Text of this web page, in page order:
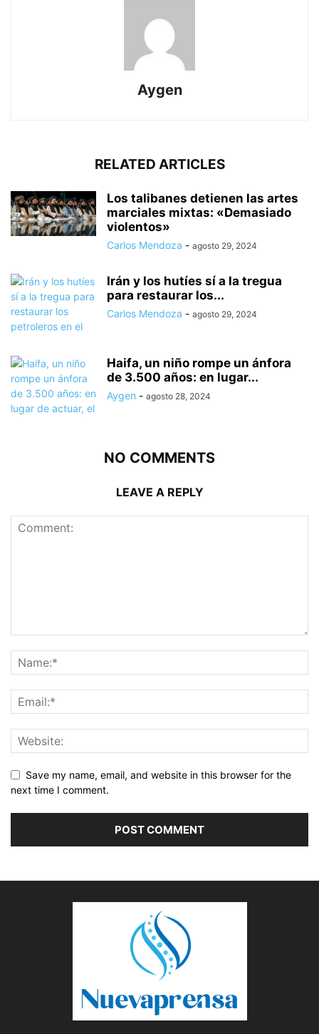
Aygen
RELATED ARTICLES
Los talibanes detienen las artes
marciales mixtas: «Demasiado
violentos»
Carlos Mendoza - agosto 29, 2024
Irán y los hutíes sí a la tregua
para restaurar los...
Carlos Mendoza - agosto 29, 2024
Haifa, un niño rompe un ánfora
de 3.500 años: en lugar...
Aygen - agosto 28, 2024
NO COMMENTS
LEAVE A REPLY
Save my name, email, and website in this browser for the
next time I comment.